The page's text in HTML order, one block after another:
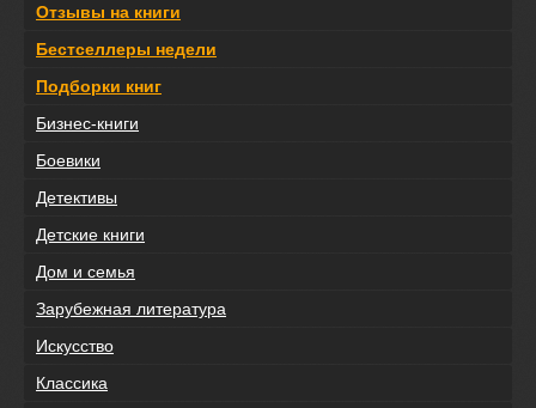
Отзывы на книги
Бестселлеры недели
Подборки книг
Бизнес-книги
Боевики
Детективы
Детские книги
Дом и семья
Зарубежная литература
Искусство
Классика